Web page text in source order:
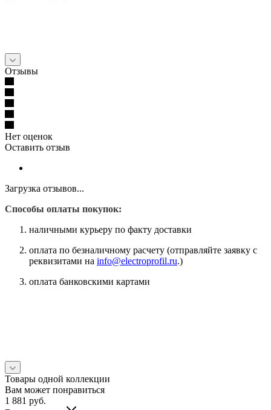
Отзывы
Нет оценок
Оставить отзыв
Загрузка отзывов...
Способы оплаты покупок:
наличными курьеру по факту доставки
оплата по безналичному расчету (отправляйте заявку с
реквизитами на info@electroprofil.ru.)
оплата банковскими картами
Товары одной коллекции
Вам может понравиться
1 881 руб.